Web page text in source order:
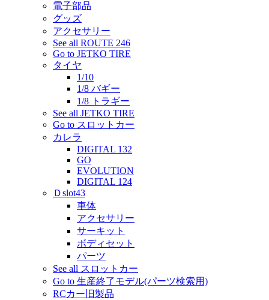
電子部品
グッズ
アクセサリー
See all ROUTE 246
Go to JETKO TIRE
タイヤ
1/10
1/8 バギー
1/8 トラギー
See all JETKO TIRE
Go to スロットカー
カレラ
DIGITAL 132
GO
EVOLUTION
DIGITAL 124
Ｄslot43
車体
アクセサリー
サーキット
ボディセット
パーツ
See all スロットカー
Go to 生産終了モデル(パーツ検索用)
RCカー旧製品